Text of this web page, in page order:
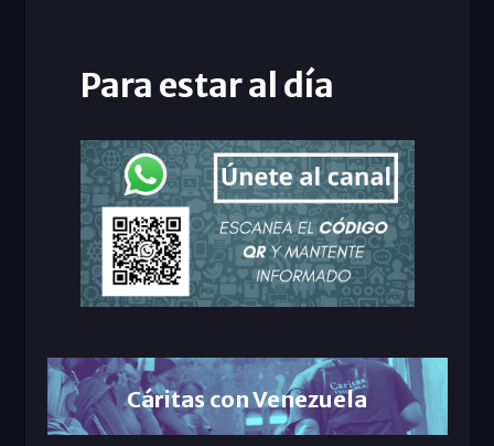
Para estar al día
Cáritas con Venezuela